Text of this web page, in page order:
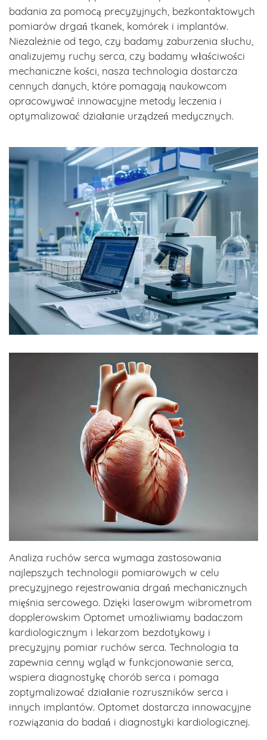
badania za pomocą precyzyjnych, bezkontaktowych
pomiarów drgań tkanek, komórek i implantów.
Niezależnie od tego, czy badamy zaburzenia słuchu,
analizujemy ruchy serca, czy badamy właściwości
mechaniczne kości, nasza technologia dostarcza
cennych danych, które pomagają naukowcom
opracowywać innowacyjne metody leczenia i
optymalizować działanie urządzeń medycznych.
Analiza ruchów serca wymaga zastosowania
najlepszych technologii pomiarowych w celu
precyzyjnego rejestrowania drgań mechanicznych
mięśnia sercowego. Dzięki laserowym wibrometrom
dopplerowskim Optomet umożliwiamy badaczom
kardiologicznym i lekarzom bezdotykowy i
precyzyjny pomiar ruchów serca. Technologia ta
zapewnia cenny wgląd w funkcjonowanie serca,
wspiera diagnostykę chorób serca i pomaga
zoptymalizować działanie rozruszników serca i
innych implantów. Optomet dostarcza innowacyjne
rozwiązania do badań i diagnostyki kardiologicznej.